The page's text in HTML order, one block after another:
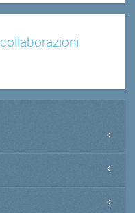
collaborazioni